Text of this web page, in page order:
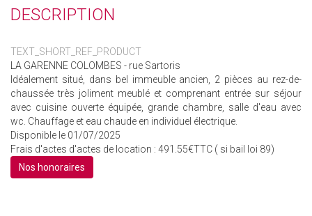
DESCRIPTION
TEXT_SHORT_REF_PRODUCT
LA GARENNE COLOMBES - rue Sartoris
Idéalement situé, dans bel immeuble ancien, 2 pièces au rez-de-
chaussée très joliment meublé et comprenant entrée sur séjour
avec cuisine ouverte équipée, grande chambre, salle d'eau avec
wc. Chauffage et eau chaude en individuel électrique.
Disponible le 01/07/2025
Frais d'actes d'actes de location : 491.55€TTC ( si bail loi 89)
Nos honoraires